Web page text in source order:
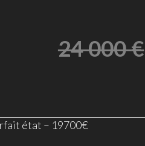
24 000€
état – 19700€